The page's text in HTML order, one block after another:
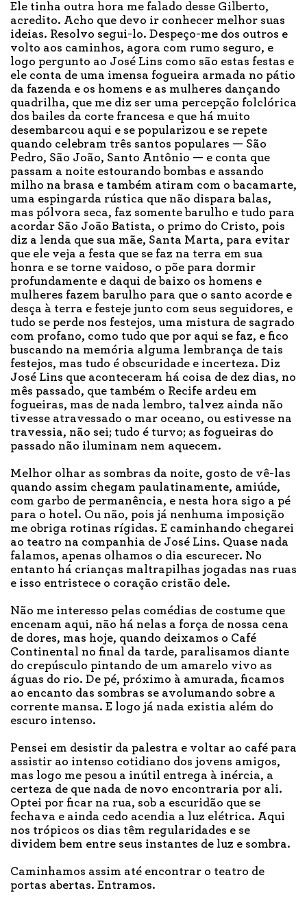
Ele tinha outra hora me falado desse Gilberto,
acredito. Acho que devo ir conhecer melhor suas
ideias. Resolvo segui-lo. Despeço-me dos outros e
volto aos caminhos, agora com rumo seguro, e
logo pergunto ao José Lins como são estas festas e
ele conta de uma imensa fogueira armada no pátio
da fazenda e os homens e as mulheres dançando
quadrilha, que me diz ser uma percepção folclórica
dos bailes da corte francesa e que há muito
desembarcou aqui e se popularizou e se repete
quando celebram três santos populares — São
Pedro, São João, Santo Antônio — e conta que
passam a noite estourando bombas e assando
milho na brasa e também atiram com o bacamarte,
uma espingarda rústica que não dispara balas,
mas pólvora seca, faz somente barulho e tudo para
acordar São João Batista, o primo do Cristo, pois
diz a lenda que sua mãe, Santa Marta, para evitar
que ele veja a festa que se faz na terra em sua
honra e se torne vaidoso, o põe para dormir
profundamente e daqui de baixo os homens e
mulheres fazem barulho para que o santo acorde e
desça à terra e festeje junto com seus seguidores, e
tudo se perde nos festejos, uma mistura de sagrado
com profano, como tudo que por aqui se faz, e fico
buscando na memória alguma lembrança de tais
festejos, mas tudo é obscuridade e incerteza. Diz
José Lins que aconteceram há coisa de dez dias, no
mês passado, que também o Recife ardeu em
fogueiras, mas de nada lembro, talvez ainda não
tivesse atravessado o mar oceano, ou estivesse na
travessia, não sei; tudo é turvo; as fogueiras do
passado não iluminam nem aquecem.
Melhor olhar as sombras da noite, gosto de vê-las
quando assim chegam paulatinamente, amiúde,
com garbo de permanência, e nesta hora sigo a pé
para o hotel. Ou não, pois já nenhuma imposição
me obriga rotinas rígidas. E caminhando chegarei
ao teatro na companhia de José Lins. Quase nada
falamos, apenas olhamos o dia escurecer. No
entanto há crianças maltrapilhas jogadas nas ruas
e isso entristece o coração cristão dele.
Não me interesso pelas comédias de costume que
encenam aqui, não há nelas a força de nossa cena
de dores, mas hoje, quando deixamos o Café
Continental no final da tarde, paralisamos diante
do crepúsculo pintando de um amarelo vivo as
águas do rio. De pé, próximo à amurada, ficamos
ao encanto das sombras se avolumando sobre a
corrente mansa. E logo já nada existia além do
escuro intenso.
Pensei em desistir da palestra e voltar ao café para
assistir ao intenso cotidiano dos jovens amigos,
mas logo me pesou a inútil entrega à inércia, a
certeza de que nada de novo encontraria por ali.
Optei por ficar na rua, sob a escuridão que se
fechava e ainda cedo acendia a luz elétrica. Aqui
nos trópicos os dias têm regularidades e se
dividem bem entre seus instantes de luz e sombra.
Caminhamos assim até encontrar o teatro de
portas abertas. Entramos.